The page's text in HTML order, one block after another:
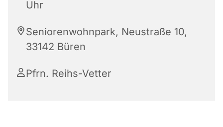
Uhr
Seniorenwohnpark, Neustraße 10,
33142 Büren
Pfrn. Reihs-Vetter